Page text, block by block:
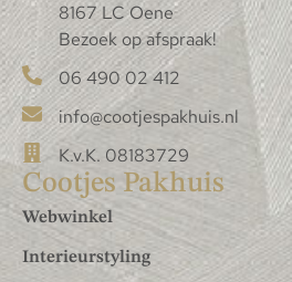
8167 LC Oene
Bezoek op afspraak!
06 490 02 412
info@cootjespakhuis.nl
K.v.K. 08183729
Cootjes Pakhuis
Webwinkel
Interieurstyling